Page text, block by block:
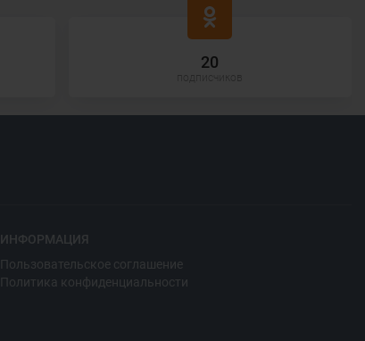
20
ИНФОРМАЦИЯ
Пользовательское соглашение
Политика конфиденциальности